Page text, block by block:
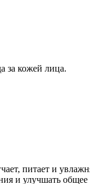
за кожей лица.
питает и
и улучшать общее